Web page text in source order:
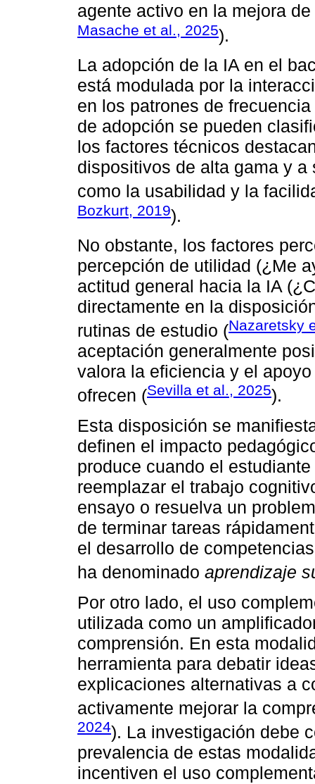
agente activo en la mejora
Masache et al., 2025).
La adopción de la IA en el
está modulada por la
en los patrones de
de adopción se pueden
los factores técnicos
dispositivos de alta gama y
como la usabilidad y la
Bozkurt, 2019).
No obstante, los factores
percepción de utilidad (¿Me
actitud general hacia la IA
directamente en la
rutinas de estudio (Nazaretsky
aceptación generalmente
valora la eficiencia y el
ofrecen (Sevilla et al., 2025).
Esta disposición se
definen el impacto
produce cuando el
reemplazar el trabajo
ensayo o resuelva un
de terminar tareas
el desarrollo de
ha denominado aprendizaje
Por otro lado, el uso
utilizada como un
comprensión. En esta
herramienta para debatir
explicaciones alternativas a
activamente mejorar la
2024). La investigación debe
prevalencia de estas
incentiven el uso